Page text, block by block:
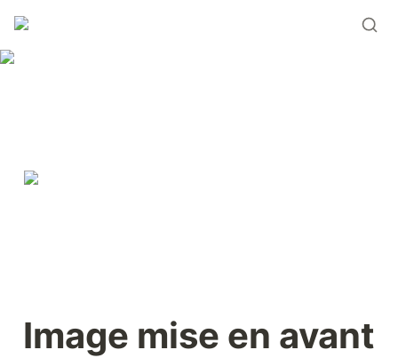
Image mise en avant